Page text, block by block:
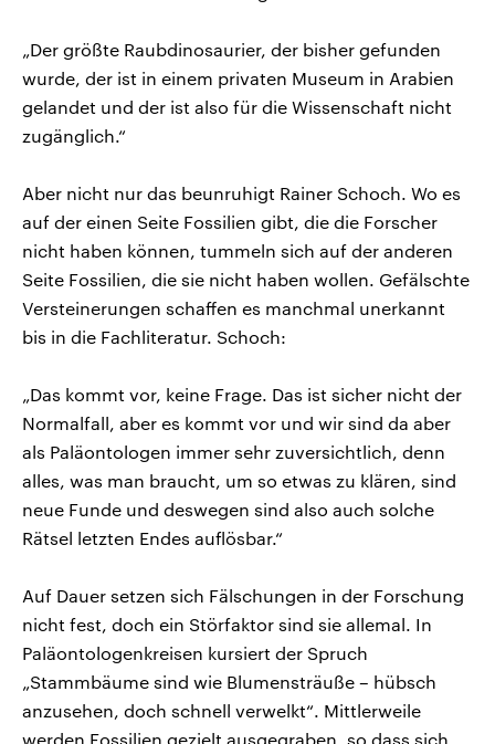
„Der größte Raubdinosaurier, der bisher gefunden
wurde, der ist in einem privaten Museum in Arabien
gelandet und der ist also für die Wissenschaft nicht
zugänglich.“
Aber nicht nur das beunruhigt Rainer Schoch. Wo es
auf der einen Seite Fossilien gibt, die die Forscher
nicht haben können, tummeln sich auf der anderen
Seite Fossilien, die sie nicht haben wollen. Gefälschte
Versteinerungen schaffen es manchmal unerkannt
bis in die Fachliteratur. Schoch:
„Das kommt vor, keine Frage. Das ist sicher nicht der
Normalfall, aber es kommt vor und wir sind da aber
als Paläontologen immer sehr zuversichtlich, denn
alles, was man braucht, um so etwas zu klären, sind
neue Funde und deswegen sind also auch solche
Rätsel letzten Endes auflösbar.“
Auf Dauer setzen sich Fälschungen in der Forschung
nicht fest, doch ein Störfaktor sind sie allemal. In
Paläontologenkreisen kursiert der Spruch
„Stammbäume sind wie Blumensträuße – hübsch
anzusehen, doch schnell verwelkt“. Mittlerweile
werden Fossilien gezielt ausgegraben, so dass sich